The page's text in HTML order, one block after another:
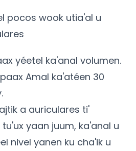
pocos wook utia'al u
yéetel ka'anal volumen.
Amal ka'atéen 30
a auriculares ti'
yaan juum, ka'anal u
nivel yanen ku cha'ik u